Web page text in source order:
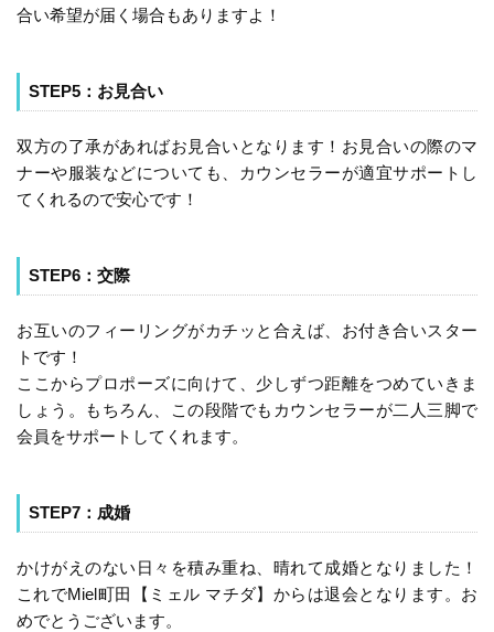
合い希望が届く場合もありますよ！
STEP5：お見合い
双方の了承があればお見合いとなります！お見合いの際のマ
ナーや服装などについても、カウンセラーが適宜サポートし
てくれるので安心です！
STEP6：交際
お互いのフィーリングがカチッと合えば、お付き合いスター
トです！
ここからプロポーズに向けて、少しずつ距離をつめていきま
しょう。もちろん、この段階でもカウンセラーが二人三脚で
会員をサポートしてくれます。
STEP7：成婚
かけがえのない日々を積み重ね、晴れて成婚となりました！
これでMiel町田【ミェル マチダ】からは退会となります。お
めでとうございます。